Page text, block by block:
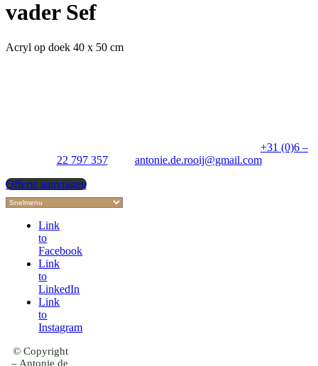
vader Sef
Acryl op doek 40 x 50 cm
+31 (0)6 –
22 797 357E: antonie.de.rooij@gmail.com
Offerte aanvragen
Link
to
Facebook
Link
to
LinkedIn
Link
to
Instagram
© Copyright
– Antonie de